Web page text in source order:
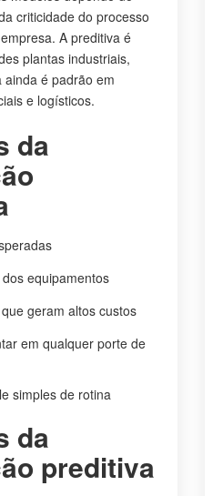
criticidade do processo
A preditiva é
plantas industriais,
é padrão em
e logísticos.
da
equipamentos
geram altos custos
em qualquer porte de
simples de rotina
da
preditiva